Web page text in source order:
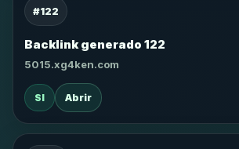
#122
Backlink generado 122
5015.xg4ken.com
SI Abrir